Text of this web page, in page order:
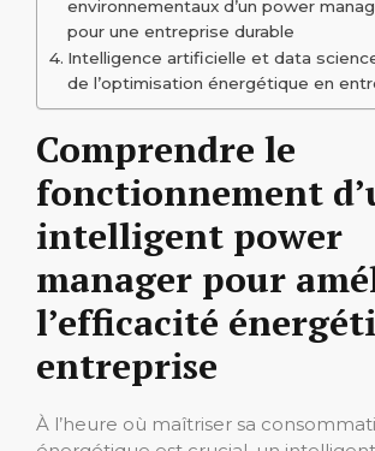
environnementaux d’un power
pour une entreprise durable
Intelligence artificielle et data
de l’optimisation énergétique en
Comprendre le
fonctionnement
intelligent power
manager pour
l’efficacité
entreprise
À l’heure où maîtriser sa